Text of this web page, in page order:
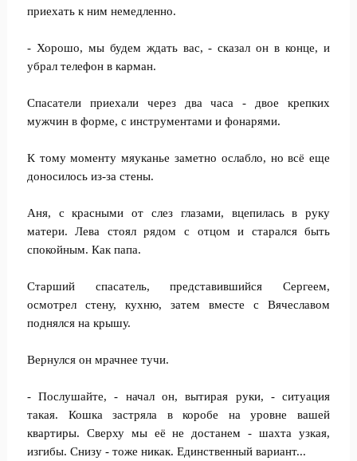
приехать к ним немедленно.
- Хорошо, мы будем ждать вас, - сказал он в конце, и
убрал телефон в карман.
Спасатели приехали через два часа - двое крепких
мужчин в форме, с инструментами и фонарями.
К тому моменту мяуканье заметно ослабло, но всё еще
доносилось из-за стены.
Аня, с красными от слез глазами, вцепилась в руку
матери. Лева стоял рядом с отцом и старался быть
спокойным. Как папа.
Старший спасатель, представившийся Сергеем,
осмотрел стену, кухню, затем вместе с Вячеславом
поднялся на крышу.
Вернулся он мрачнее тучи.
- Послушайте, - начал он, вытирая руки, - ситуация
такая. Кошка застряла в коробе на уровне вашей
квартиры. Сверху мы её не достанем - шахта узкая,
изгибы. Снизу - тоже никак. Единственный вариант...